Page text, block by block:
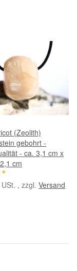
(Zeolith)
gebohrt -
- ca. 3,1 cm x
cm
*
, zzgl. Versand